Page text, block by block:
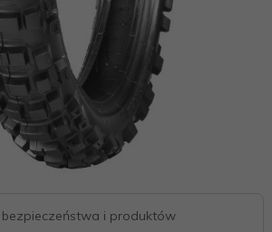
i produktów